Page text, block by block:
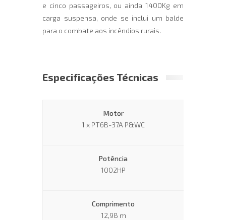
e cinco passageiros, ou ainda 1400Kg em
carga suspensa, onde se inclui um balde
para o combate aos incêndios rurais.
Especificações Técnicas
Motor
1 x PT6B-37A P&WC
Potência
1002HP
Comprimento
12,98 m